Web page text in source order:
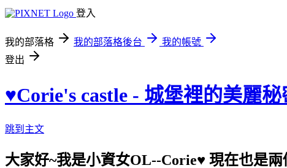
登入
我的部落格 我的部落格後台
我的帳號
登出
♥Corie's castle - 城堡裡的美麗秘
跳到主文
大家好~我是小資女OL--Corie♥ 現在也是